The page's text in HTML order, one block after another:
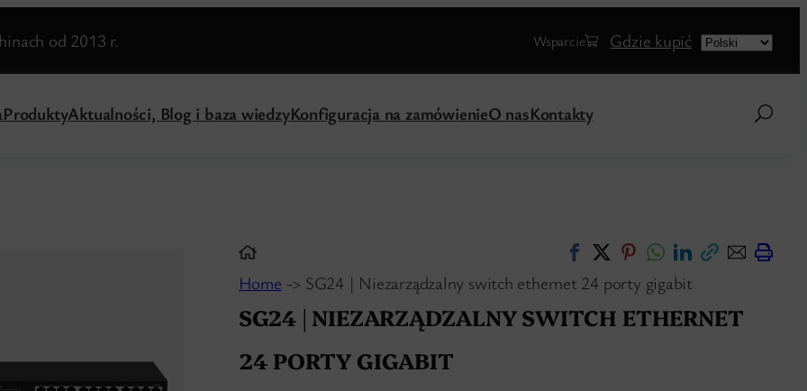
od 2013 r. Wsparcie Gdzie kupić Choose
ProduktyAktualności, Blog i baza wiedzyKonfiguracja na zamówienieO nasKontakty
Home -> SG24 | Niezarządzalny switch ethernet 24 porty gigabit
SG24 | NIEZARZĄDZALNY SWITCH ETHERNET
24 PORTY GIGABIT